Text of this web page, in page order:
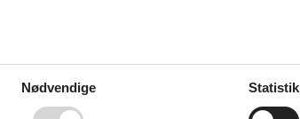
Nødvendige Statistik